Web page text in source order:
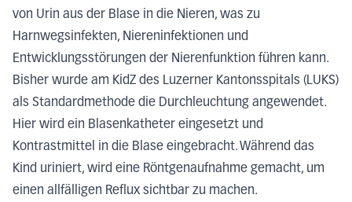
von Urin aus der Blase in die Nieren, was zu
Harnwegsinfekten, Niereninfektionen und
Entwicklungsstörungen der Nierenfunktion führen kann.
Bisher wurde am KidZ des Luzerner Kantonsspitals (LUKS)
als Standardmethode die Durchleuchtung angewendet.
Hier wird ein Blasenkatheter eingesetzt und
Kontrastmittel in die Blase eingebracht. Während das
Kind uriniert, wird eine Röntgenaufnahme gemacht, um
einen allfälligen Reflux sichtbar zu machen.